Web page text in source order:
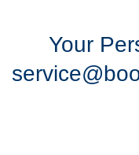
Your